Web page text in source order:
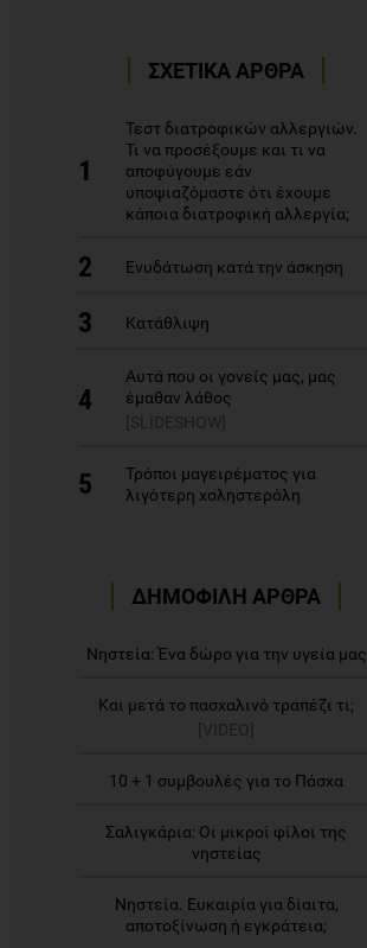
ΣΧΕΤΙΚΑ ΑΡΘΡΑ
1
Τεστ διατροφικών αλλεργιών.
Τι να προσέξουμε και τι να
αποφύγουμε εάν
υποψιαζόμαστε ότι έχουμε
κάποια διατροφική αλλεργία;
2 Ενυδάτωση κατά την άσκηση
3 Κατάθλιψη
4
Αυτά που οι γονείς μας, μας
έμαθαν λάθος
[SLIDESHOW]
5
Τρόποι μαγειρέματος για
λιγότερη χοληστερόλη
ΔΗΜΟΦΙΛΗ ΑΡΘΡΑ
Νηστεία: Ένα δώρο για την υγεία μας
Και μετά το πασχαλινό τραπέζι τι;
[VIDEO]
10 + 1 συμβουλές για το Πάσχα
Σαλιγκάρια: Οι μικροί φίλοι της
νηστείας
Νηστεία. Ευκαιρία για δίαιτα,
αποτοξίνωση ή εγκράτεια;